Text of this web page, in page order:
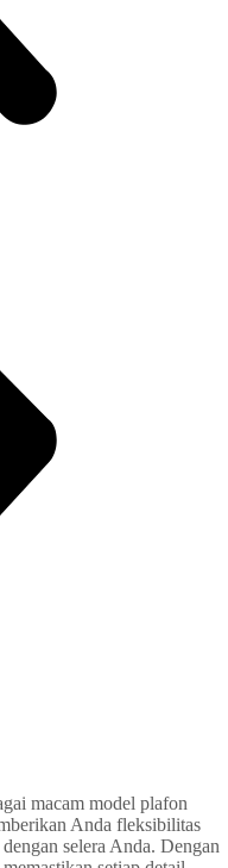
macam model plafon
Anda fleksibilitas
selera Anda. Dengan